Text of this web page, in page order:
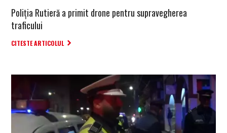
Poliţia Rutieră a primit drone pentru supravegherea
traficului
CITESTE ARTICOLUL